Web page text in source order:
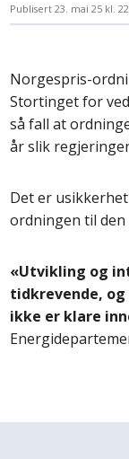
Publisert23. mai 25 kl.
Norgespris-
Stortinget for
så fall at
år slik
Det er
ordningen til
«Utvikling og
tidkrevende,
ikke er klare